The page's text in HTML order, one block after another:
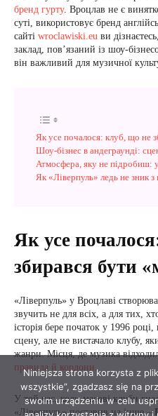
Niniejsza strona korzysta z
wszystkie”, zgadzasz się na
swoim urządzeniu w celu